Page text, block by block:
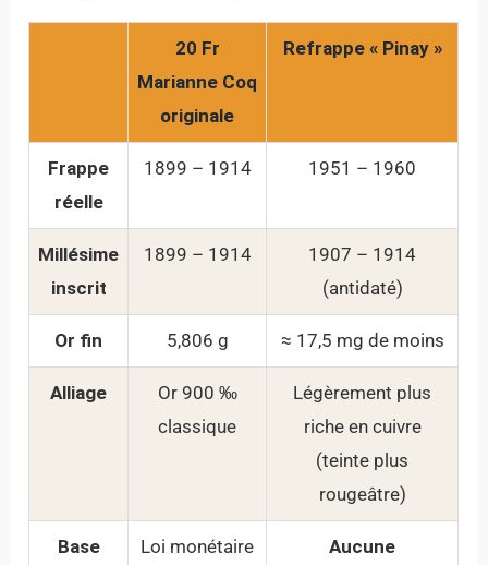
20 Fr
Marianne Coq
originale
Refrappe « Pinay »
Frappe
réelle
1899 – 1914 1951 – 1960
Millésime
inscrit
1899 – 1914
1907 – 1914
(antidaté)
Or fin 5,806 g ≈ 17,5 mg de moins
Alliage
Or 900 ‰
classique
Légèrement plus
riche en cuivre
(teinte plus
rougeâtre)
Base
Loi monétaire
Aucune